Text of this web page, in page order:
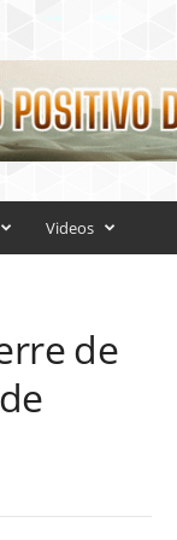
Videos
de